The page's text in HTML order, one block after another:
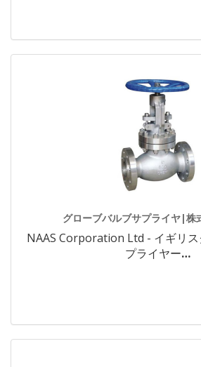
グローブバルブサプライヤ|株
NAAS Corporation Ltd - イギリ
プライヤー…